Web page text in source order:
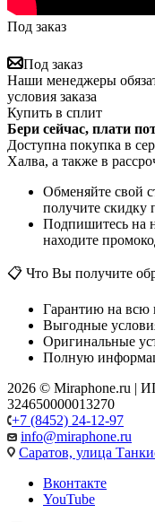
Под заказ
Под заказ
Наши менеджеры
условия заказа
Купить в сплит
Бери сейчас, плати
Доступна покупка в
Халва, а также в
Обменяйте свой
получите
Подпишитесь на
находите
📋 Что Вы получите
Гарантию на всю
Выгодные
Оригинальные
Полную
2026 © Miraphone.ru |
324650000013270
+7 (8452) 24-12-97
info@miraphone.ru
Саратов, улица
Вконтакте
YouTube